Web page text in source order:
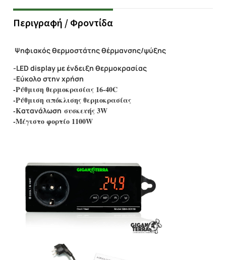
Περιγραφή / Φροντίδα
Ψηφιακός θερμοστάτης θέρμανσης/ψύξης
-LED display με ένδειξη θερμοκρασίας
-Εύκολο στην χρήση
-Ρύθμιση θερμοκρασίας 16-40C
-Ρύθμιση απόκλισης θερμοκρασίας
-Kατανάλωση συσκευής 3W
-Μέγιστο φορτίο 1100W